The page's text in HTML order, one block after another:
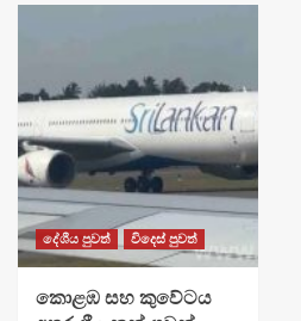
දේශීය පුවත් විදෙස් පුවත්
​කොළඹ සහ කුවේටය